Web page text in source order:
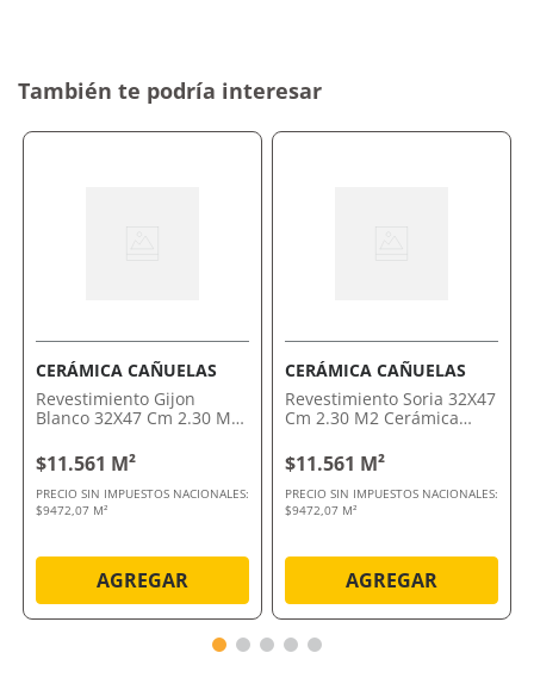
También te podría interesar
CERÁMICA CAÑUELAS
Revestimiento Gijon
Blanco 32X47 Cm 2.30 M2
$11.561 M²
PRECIO SIN IMPUESTOS NACIONALES:
$9472,07 M²
AGREGAR
CERÁMICA CAÑUELAS
Revestimiento Soria 32X47
Cm 2.30 M2 Cerámica
$11.561 M²
PRECIO SIN IMPUESTOS NACIONALES:
$9472,07 M²
AGREGAR